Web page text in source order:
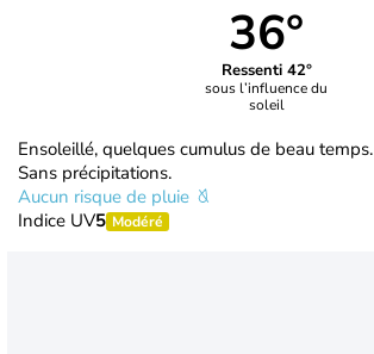
36°
Ressenti 42°
sous l’influence du
soleil
Ensoleillé, quelques cumulus de beau temps.
Sans précipitations.
Aucun risque de pluie
Indice UV5 Modéré